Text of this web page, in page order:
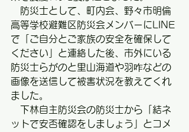
防災士として、町内会、野々市明倫
高等学校避難区防災会メンバーにLINE
で「ご自分とご家族の安全を確保して
ください」と連絡した後、市外にいる
防災士らがのと里山海道や羽咋などの
画像を送信して被害状況を教えてくれ
ました。
下林自主防災会の防災士から「結ネ
ットで安否確認をしましょう」とコメ